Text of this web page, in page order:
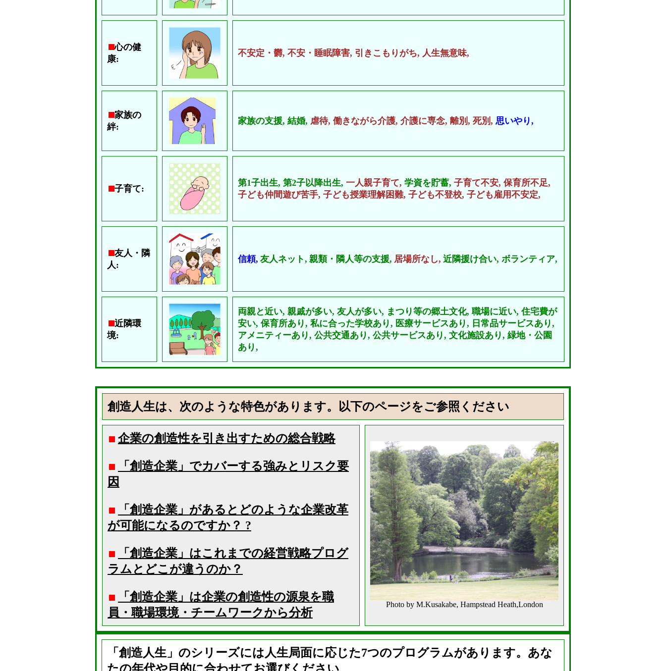
心の健
康:
不安定・欝, 不安・睡眠障害, 引きこもりがち, 人生無意味,
家族の
絆:
家族の支援, 結婚, 虐待, 働きながら介護, 介護に専念, 離別, 死別, 思いやり,
子育て:
第1子出生, 第2子以降出生, 一人親子育て, 学資を貯蓄, 子育て不安, 保育所不足,
子ども仲間遊び苦手, 子ども授業理解困難, 子ども不登校, 子ども雇用不安定,
友人・隣
人:
信頼, 友人ネット, 親類・隣人等の支援, 居場所なし, 近隣援け合い, ボランティア,
近隣環
境:
両親と近い, 親戚が多い, 友人が多い, まつり等の郷土文化, 職場に近い,住宅費が
安い, 保育所あり, 私に合った学校あり, 医療サービスあり, 日常品サービスあり,
アメニティーあり, 公共交通あり, 公共サービスあり, 文化施設あり, 緑地・公園
あり,
創造人生は、次のような特色があります。以下のページをご参照ください
企業の創造性を引き出すための総合戦略
「創造企業」でカバーする強みとリスク要
因
「創造企業」があるとどのような企業改革
が可能になるのですか？ ?
「創造企業」はこれまでの経営戦略プログ
ラムとどこが違うのか？
「創造企業」は企業の創造性の源泉を職
員・職場環境・チームワークから分析
Photo by M.Kusakabe, Hampstead Heath,London
「創造人生」のシリーズには人生局面に応じた7つのプログラムがあります。あな